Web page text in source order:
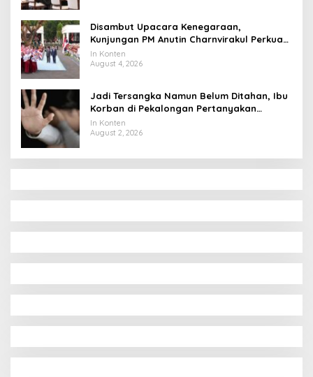
Disambut Upacara Kenegaraan,
Kunjungan PM Anutin Charnvirakul Perkuat
Hubungan Indonesia-Thailand
In Konten
August 4, 2026
Jadi Tersangka Namun Belum Ditahan, Ibu
Korban di Pekalongan Pertanyakan
Keseriusan Polisi Tangani Kasus Rudapksa
Sampai Anaknya Hamil
In Konten
August 2, 2026